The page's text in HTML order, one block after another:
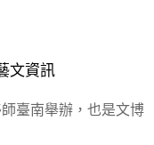
文資訊
臺南舉辦，也是文博